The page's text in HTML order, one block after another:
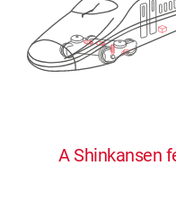
A Shinkansen